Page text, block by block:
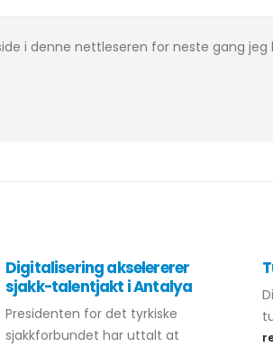
i denne nettleseren for neste gang jeg
Digitalisering akselererer
sjakk-talentjakt i Antalya
Presidenten for det tyrkiske
sjakkforbundet har uttalt at